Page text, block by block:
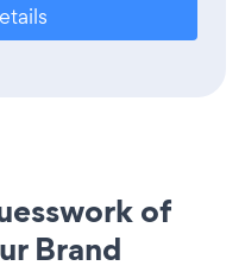
of
Brand